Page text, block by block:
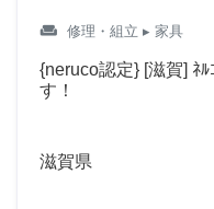
weekend 修理・組立 ▸ 家具
{neruco認定} [滋賀] ﾈﾙ
す！
滋賀県